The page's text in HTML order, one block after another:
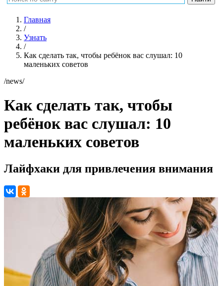
Главная
/
Узнать
/
Как сделать так, чтобы ребёнок вас слушал: 10
маленьких советов
/news/
Как сделать так, чтобы
ребёнок вас слушал: 10
маленьких советов
Лайфхаки для привлечения внимания